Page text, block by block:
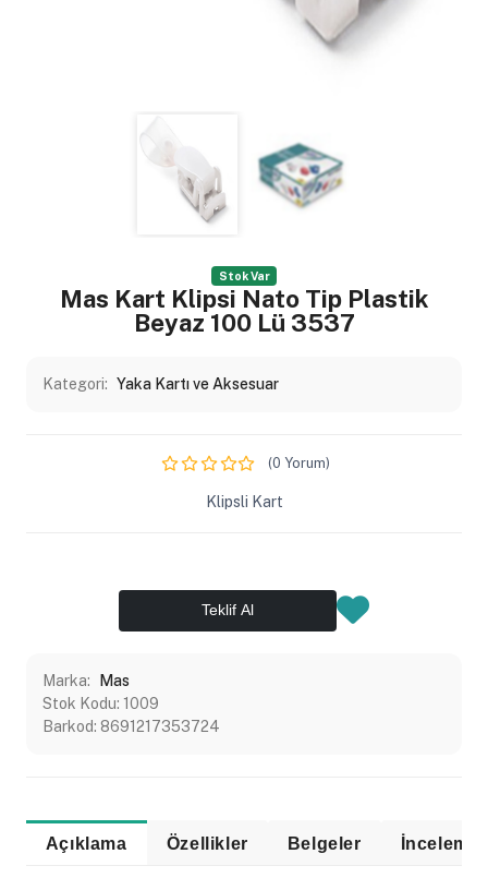
Stok Var
Mas Kart Klipsi Nato Tip Plastik
Beyaz 100 Lü 3537
Kategori: Yaka Kartı ve Aksesuar
(0 Yorum)
Klipsli Kart
Teklif Al
Marka:
Mas
Stok Kodu: 1009
Barkod: 8691217353724
Açıklama Özellikler Belgeler